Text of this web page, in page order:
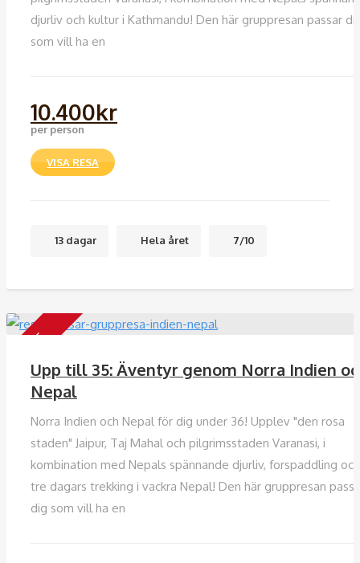
djurliv och kultur i Kathmandu! Den här gruppresan passar
som vill ha en
10.400kr
per person
VISA RESA
13 dagar Hela året 7/10
18-35
Upp till 35: Äventyr genom Norra Indien
Nepal
Norra Indien och Nepal för dig under 36! Upplev "den rosa
staden" Jaipur, Taj Mahal och pilgrimsstaden Varanasi, i
kombination med Nepals spännande djurliv, forspaddling och
tre dagars trekking i vackra Nepal! Den här gruppresan
dig som vill ha en